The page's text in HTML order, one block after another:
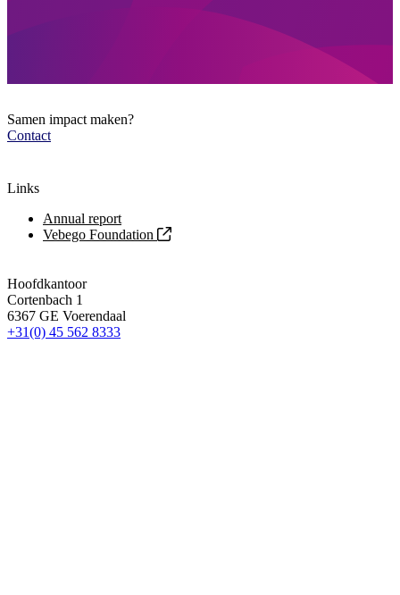
Samen impact maken?
Contact
Links
Annual report
Vebego Foundation
Hoofdkantoor
Cortenbach 1
6367 GE Voerendaal
+31(0) 45 562 8333